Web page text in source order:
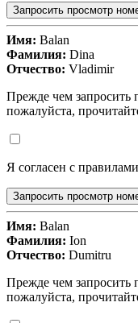
Запросить просмотр
Имя: Balan
Фамилия: Dina
Отчество: Vladimir
Прежде чем запросить
пожалуйста,
Я согласен с
Запросить просмотр
Имя: Balan
Фамилия: Ion
Отчество: Dumitru
Прежде чем запросить
пожалуйста,